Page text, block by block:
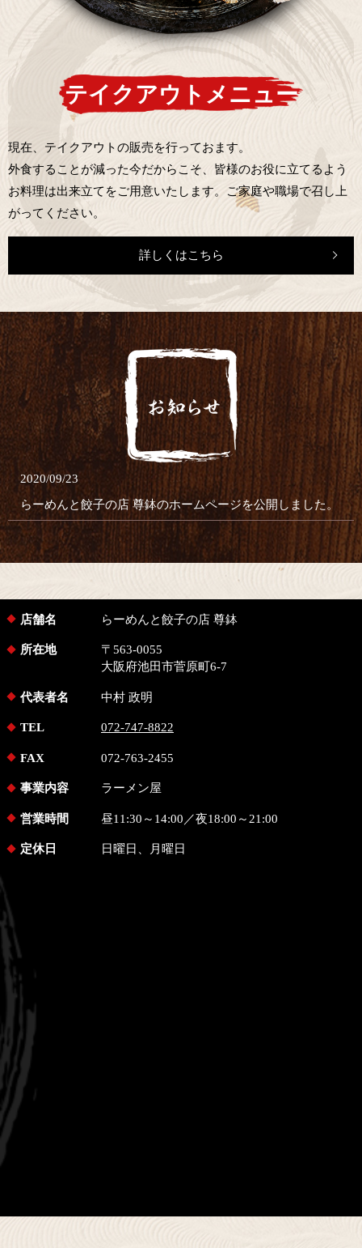
テイクアウトメニュー
現在、テイクアウトの販売を行っておます。
外食することが減った今だからこそ、皆様のお役に立てるよう
お料理は出来立てをご用意いたします。ご家庭や職場で召し上
がってください。
詳しくはこちら
2020/09/23
らーめんと餃子の店 尊鉢のホームページを公開しました。
店舗名 らーめんと餃子の店 尊鉢
所在地
〒563-0055
大阪府池田市菅原町6-7
代表者名 中村 政明
TEL 072-747-8822
FAX 072-763-2455
事業内容 ラーメン屋
営業時間 昼11:30～14:00／夜18:00～21:00
定休日 日曜日、月曜日